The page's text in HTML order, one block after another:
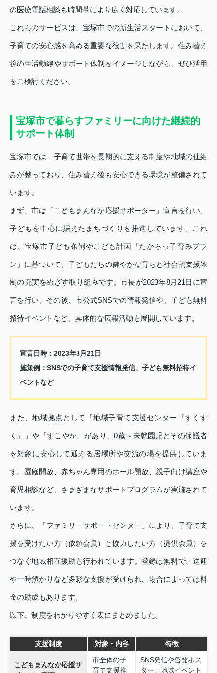
の医療電話相談も時間帯により広く対応しています。
これらのサービスは、宝塚市での新生活スタートにおいて、
子育ての安心感を高める重要な役割を果たします。住み替え
後の生活動線やサポート体制をイメージしながら、ぜひ活用
をご検討ください。
宝塚市で暮らすファミリーに向けた継続的
サポート体制
宝塚市では、子育て世帯を長期的に支える制度や地域の仕組
みが整っており、住み替え後も安心できる環境が整備されて
います。
まず、市は「こどもまんなか応援サポーター」宣言を行い、
子どもを中心に据えたまちづくりを推進しています。これ
は、宝塚市子ども条例やこども計画「たからっ子育みプラ
ン」に基づいて、子どもたちの健やかな育ちと社会的支援体
制の充実をめざす取り組みです。市長が2023年8月21日に宣
言を行い、その後、市公式SNSでの情報発信や、子ども無料
招待イベントなど、具体的な広報活動も展開しています。
宣言日時：2023年8月21日
施策例：SNSでの子育て支援情報発信、子ども無料招待イ
ベントなど
また、地域拠点として「地域子育て支援センター『すくす
く』」や「すこやか」があり、0歳～未就園児とその保護者
を対象に安心して通える居場所や交流の場を提供していま
す。園庭開放、赤ちゃん専用のホール開放、親子向け講座や
育児相談など、さまざまなサポートプログラムが実施されて
います。
さらに、「ファミリーサポートセンター」により、子育て支
援を受けたい方（依頼会員）と協力したい方（提供会員）を
つなぐ地域相互援助も行われています。登録は無料で、送迎
や一時預かりなど多彩な支援が受けられ、場合によっては料
金の助成もあります。
以下、制度をわかりやすく表にまとめました。
支援制度 対象・内容 特徴
こどもまんなか応援サ
市全体の子
育て支援推
SNS発信や啓発ポス
ター、地域イベント